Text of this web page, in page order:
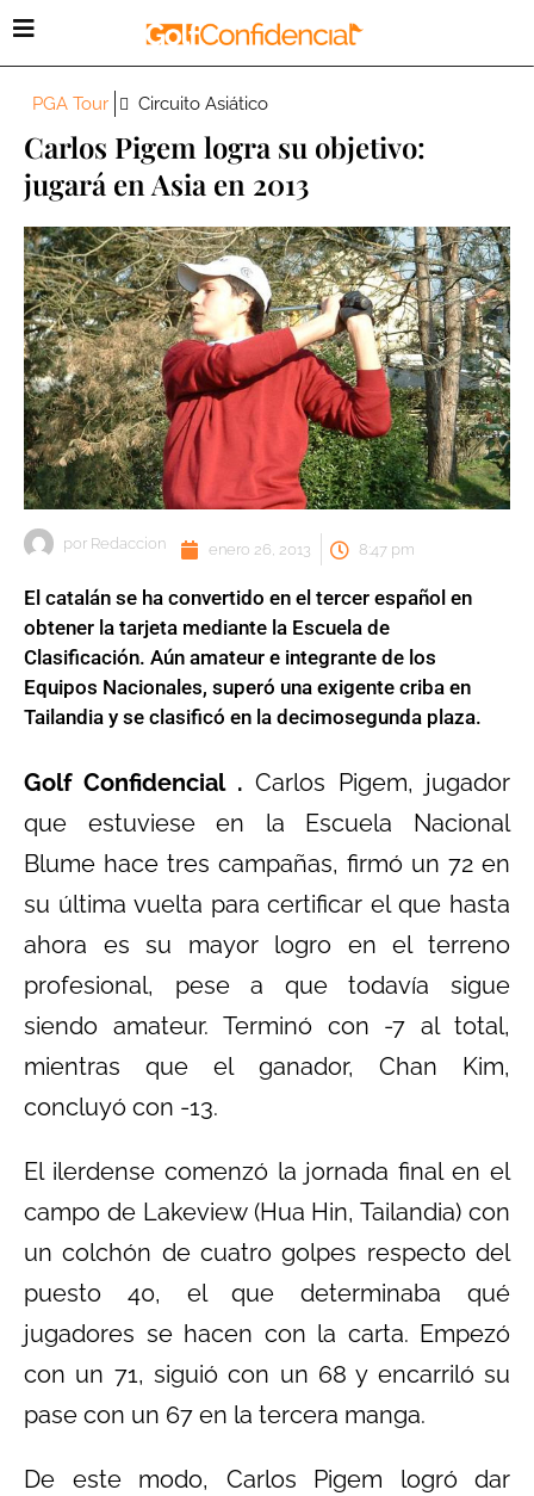
PGA Tour Circuito Asiático
Carlos Pigem logra su objetivo:
jugará en Asia en 2013
por Redaccion enero 26, 2013 8:47 pm
El catalán se ha convertido en el tercer español en
obtener la tarjeta mediante la Escuela de
Clasificación. Aún amateur e integrante de los
Equipos Nacionales, superó una exigente criba en
Tailandia y se clasificó en la decimosegunda plaza.
Golf Confidencial .Carlos Pigem, jugador
que estuviese en la Escuela Nacional
Blume hace tres campañas, firmó un 72 en
su última vuelta para certificar el que hasta
ahora es su mayor logro en el terreno
profesional, pese a que todavía sigue
siendo amateur. Terminó con -7 al total,
mientras que el ganador, Chan Kim,
concluyó con -13.
El ilerdense comenzó la jornada final en el
campo de Lakeview (Hua Hin, Tailandia) con
un colchón de cuatro golpes respecto del
puesto 40, el que determinaba qué
jugadores se hacen con la carta. Empezó
con un 71, siguió con un 68 y encarriló su
pase con un 67 en la tercera manga.
De este modo, Carlos Pigem logró dar